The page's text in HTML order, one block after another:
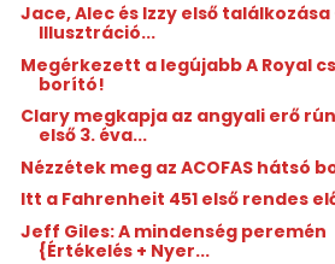
Jace, Alec és Izzy első találkozása
Illusztráció...
Megérkezett a legújabb A Royal
borító!
Clary megkapja az angyali erő
első 3. éva...
Nézzétek meg az ACOFAS hátsó
Itt a Fahrenheit 451 első rendes
Jeff Giles: A ​mindenség peremén
{Értékelés + Nyer...